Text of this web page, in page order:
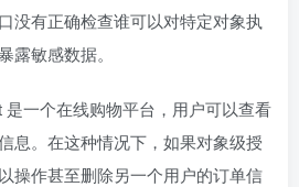
没有正确检查谁可以对特定对象执
露敏感数据。
是一个在线购物平台，用户可以查看
息。在这种情况下，如果对象级授
操作甚至删除另一个用户的订单信